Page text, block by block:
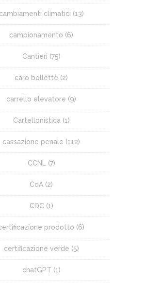
cambiamenti climatici (13)
campionamento (6)
Cantieri (75)
caro bollette (2)
carrello elevatore (9)
Cartellonistica (1)
cassazione penale (112)
CCNL (7)
CdA (2)
CDC (1)
prodotto (6)
certificazione verde (5)
chatGPT (1)